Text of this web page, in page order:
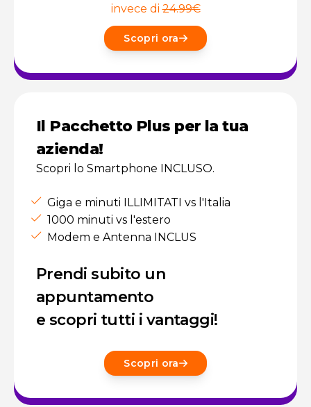
invece di 24.99€
Scopri ora
Il Pacchetto Plus per la tua
azienda!
Scopri lo Smartphone INCLUSO.
Giga e minuti ILLIMITATI vs l'Italia
1000 minuti vs l'estero
Modem e Antenna INCLUS
Prendi subito un
appuntamento
e scopri tutti i vantaggi!
Scopri ora